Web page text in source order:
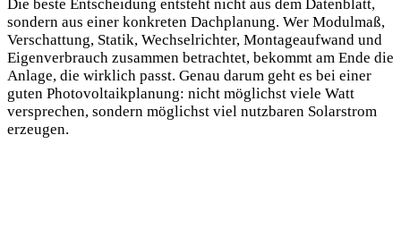
Die beste Entscheidung entsteht nicht aus dem Datenblatt,
sondern aus einer konkreten Dachplanung. Wer Modulmaß,
Verschattung, Statik, Wechselrichter, Montageaufwand und
Eigenverbrauch zusammen betrachtet, bekommt am Ende die
Anlage, die wirklich passt. Genau darum geht es bei einer
guten Photovoltaikplanung: nicht möglichst viele Watt
versprechen, sondern möglichst viel nutzbaren Solarstrom
erzeugen.